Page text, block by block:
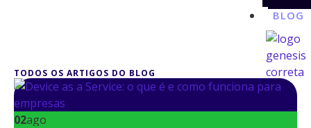
BLOG
TODOS OS ARTIGOS DO BLOG
02ago